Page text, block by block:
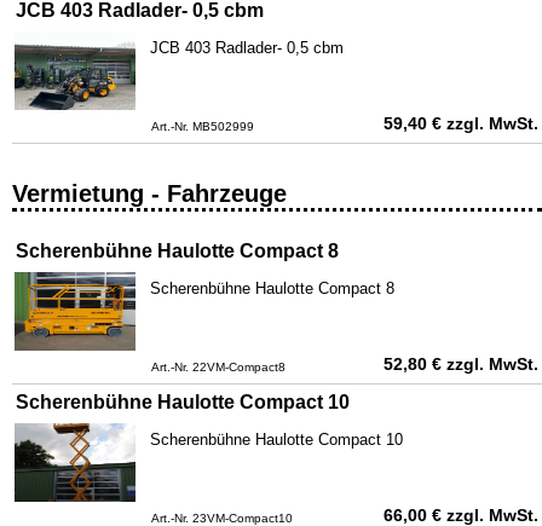
JCB 403 Radlader- 0,5 cbm
JCB 403 Radlader- 0,5 cbm
Art.-Nr. MB502999 59,40 € zzgl. MwSt.
Vermietung - Fahrzeuge
Scherenbühne Haulotte Compact 8
Scherenbühne Haulotte Compact 8
Art.-Nr. 22VM-Compact8 52,80 € zzgl. MwSt.
Scherenbühne Haulotte Compact 10
Scherenbühne Haulotte Compact 10
Art.-Nr. 23VM-Compact10 66,00 € zzgl. MwSt.